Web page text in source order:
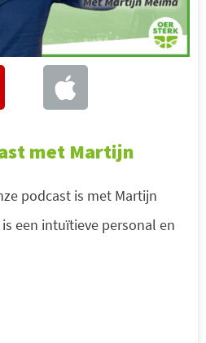
met Martijn
podcast is met Martijn
een intuïtieve personal en